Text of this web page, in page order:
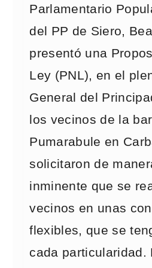
Parlamentario
del PP de Siero,
presentó una
Ley (PNL), en el
General del
los vecinos de la
Pumarabule en
solicitaron de
inminente que se
vecinos en unas
flexibles, que se
cada particularidad.